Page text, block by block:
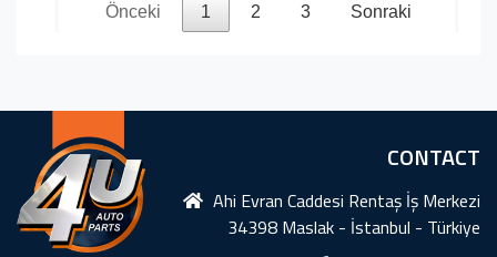
Önceki 1 2 3 Sonraki
CONTACT
Ahi Evran Caddesi Rentaş İş Merkezi
34398 Maslak - İstanbul - Türkiye